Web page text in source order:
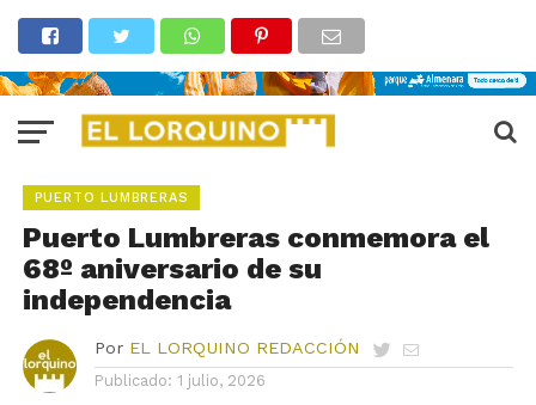
PUERTO LUMBRERAS
Puerto Lumbreras conmemora el
68º aniversario de su
independencia
Por EL LORQUINO REDACCIÓN
Publicado: 1 julio, 2026